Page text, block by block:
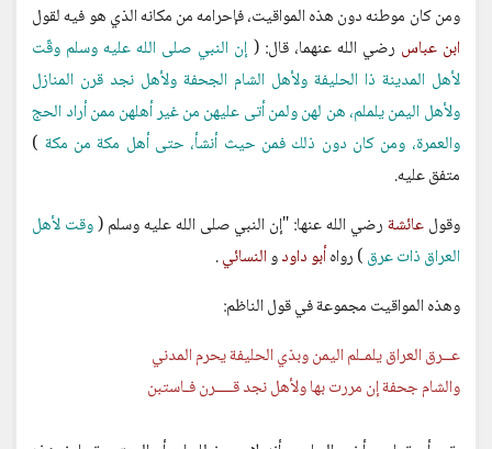
ومن كان موطنه دون هذه المواقيت، فإحرامه من مكانه الذي هو فيه لقول
ابن عباس رضي الله عنهما، قال: (إن النبي صلى الله عليه وسلم وقّت
لأهل المدينة ذا الحليفة ولأهل الشام الجحفة ولأهل نجد قرن المنازل
ولأهل اليمن يلملم، هن لهن ولمن أتى عليهن من غير أهلهن ممن أراد الحج
والعمرة، ومن كان دون ذلك فمن حيث أنشأ، حتى أهل مكة من مكة )
متفق عليه.
وقولعائشةرضي الله عنها: "إن النبي صلى الله عليه وسلم (وقت لأهل
العراق ذات عرق) رواهأبو داودوالنسائي.
وهذه المواقيت مجموعة في قول الناظم:
عــرق العراق يلمـلم اليمن وبذي الحليفة يحرم المدني
والشام جحفة إن مررت بها ولأهل نجد قــــرن فـاستبن